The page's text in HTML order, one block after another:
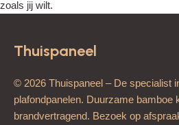
zoals jij wilt.
Thuispaneel
© 2026 Thuispaneel – De specialist
plafondpanelen. Duurzame bamboe
brandvertragend. Bezoek op